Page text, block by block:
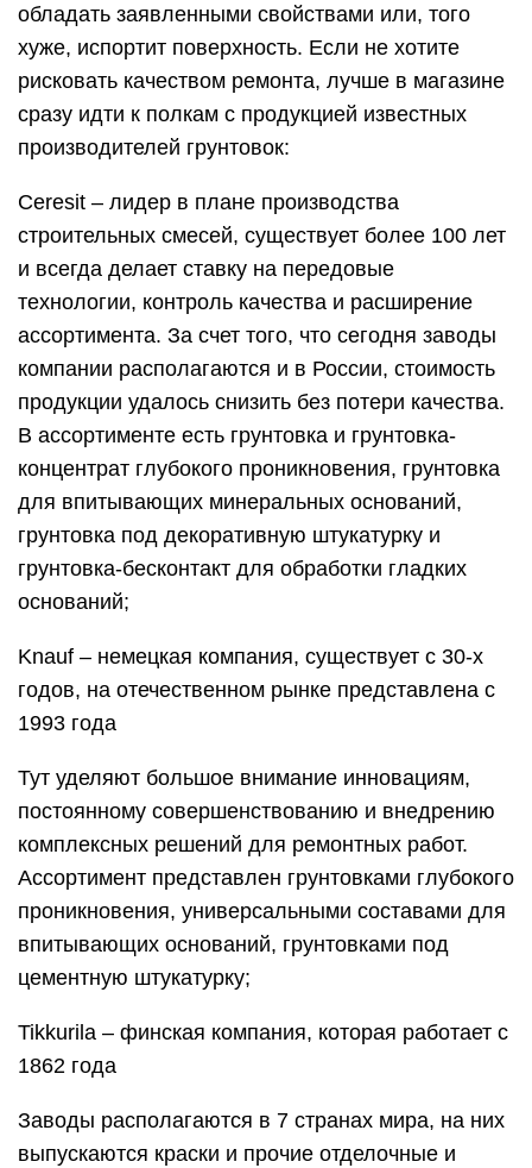
обладать заявленными свойствами или, того
хуже, испортит поверхность. Если не хотите
рисковать качеством ремонта, лучше в магазине
сразу идти к полкам с продукцией известных
производителей грунтовок:
Ceresit – лидер в плане производства
строительных смесей, существует более 100 лет
и всегда делает ставку на передовые
технологии, контроль качества и расширение
ассортимента. За счет того, что сегодня заводы
компании располагаются и в России, стоимость
продукции удалось снизить без потери качества.
В ассортименте есть грунтовка и грунтовка-
концентрат глубокого проникновения, грунтовка
для впитывающих минеральных оснований,
грунтовка под декоративную штукатурку и
грунтовка-бесконтакт для обработки гладких
оснований;
Knauf – немецкая компания, существует с 30-х
годов, на отечественном рынке представлена с
1993 года
Тут уделяют большое внимание инновациям,
постоянному совершенствованию и внедрению
комплексных решений для ремонтных работ.
Ассортимент представлен грунтовками глубокого
проникновения, универсальными составами для
впитывающих оснований, грунтовками под
цементную штукатурку;
Tikkurila – финская компания, которая работает с
1862 года
Заводы располагаются в 7 странах мира, на них
выпускаются краски и прочие отделочные и